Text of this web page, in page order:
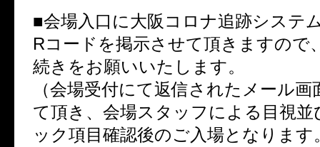
■会場入口に大阪コロナ追跡システ
Rコードを掲示させて頂きますので
続きをお願いいたします。
（会場受付にて返信されたメール
て頂き、会場スタッフによる目視並
ック項目確認後のご入場となります